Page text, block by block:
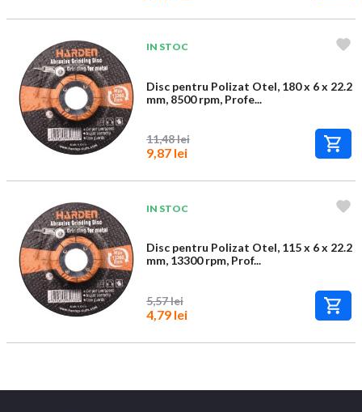
IN STOC
Disc pentru Polizat Otel, 180 x 6 x 22.2
mm, 8500 rpm, Profe...
11,48 lei
9,87 lei
IN STOC
Disc pentru Polizat Otel, 115 x 6 x 22.2
mm, 13300 rpm, Prof...
5,57 lei
4,79 lei